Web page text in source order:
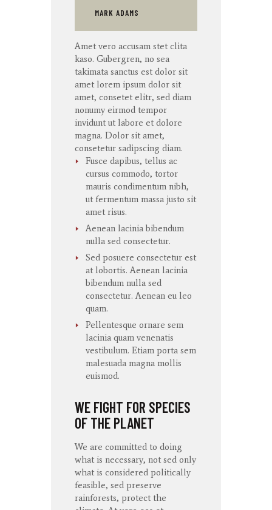
MARK ADAMS
Amet vero accusam stet clita
kaso. Gubergren, no sea
takimata sanctus est dolor sit
amet lorem ipsum dolor sit
amet, consetet elitr, sed diam
nonumy eirmod tempor
invidunt ut labore et dolore
magna. Dolor sit amet,
consetetur sadipscing diam.
Fusce dapibus, tellus ac
cursus commodo, tortor
mauris condimentum nibh,
ut fermentum massa justo sit
amet risus.
Aenean lacinia bibendum
nulla sed consectetur.
Sed posuere consectetur est
at lobortis. Aenean lacinia
bibendum nulla sed
consectetur. Aenean eu leo
quam.
Pellentesque ornare sem
lacinia quam venenatis
vestibulum. Etiam porta sem
malesuada magna mollis
euismod.
WE FIGHT FOR SPECIES
OF THE PLANET
We are committed to doing
what is necessary, not sed only
what is considered politically
feasible, sed preserve
rainforests, protect the